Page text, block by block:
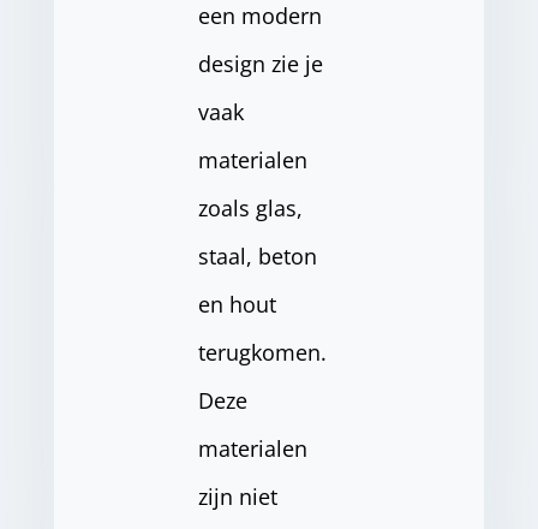
een modern
design zie je
vaak
materialen
zoals glas,
staal, beton
en hout
terugkomen.
Deze
materialen
zijn niet